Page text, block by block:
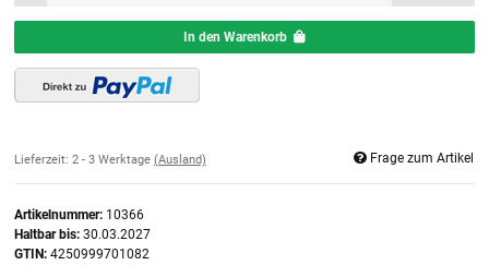
In den Warenkorb
Lieferzeit: 2 - 3 Werktage (Ausland) Frage zum Artikel
Artikelnummer: 10366
Haltbar bis: 30.03.2027
GTIN: 4250999701082